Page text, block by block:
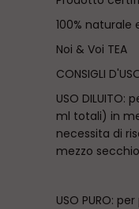
100% naturale
Noi & Voi TEA
CONSIGLI
USO
ml totali) in
necessita di
mezzo
USO PURO: